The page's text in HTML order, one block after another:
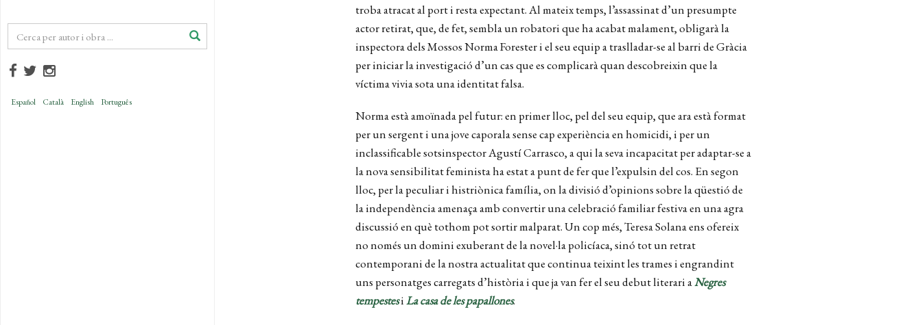
Español Català English Português
troba atracat al port i resta expectant. Al mateix temps, l’assassinat d’un presumpte
actor retirat, que, de fet, sembla un robatori que ha acabat malament, obligarà la
inspectora dels Mossos Norma Forester i el seu equip a traslladar-se al barri de Gràcia
per iniciar la investigació d’un cas que es complicarà quan descobreixin que la
víctima vivia sota una identitat falsa.
Norma està amoïnada pel futur: en primer lloc, pel del seu equip, que ara està format
per un sergent i una jove caporala sense cap experiència en homicidi, i per un
inclassificable sotsinspector Agustí Carrasco, a qui la seva incapacitat per adaptar-se a
la nova sensibilitat feminista ha estat a punt de fer que l’expulsin del cos. En segon
lloc, per la peculiar i histriònica família, on la divisió d’opinions sobre la qüestió de
la independència amenaça amb convertir una celebració familiar festiva en una agra
discussió en què tothom pot sortir malparat. Un cop més, Teresa Solana ens ofereix
no només un domini exuberant de la novel·la policíaca, sinó tot un retrat
contemporani de la nostra actualitat que continua teixint les trames i engrandint
uns personatges carregats d’història i que ja van fer el seu debut literari aNegres
tempestesiLa casa de les papallones.